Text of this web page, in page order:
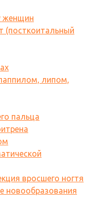
женщин
(посткоитальный
липом,
пальца
вросшего ногтя
новообразования